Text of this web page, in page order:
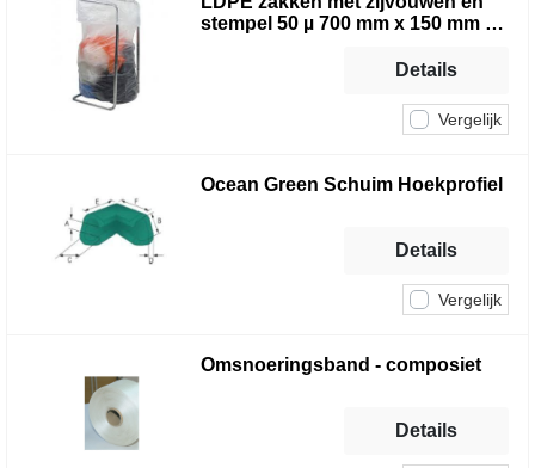
stempel 50 µ 700 mm x 150 mm x
Vergelijk
Details
Ocean Green Schuim Hoekprofiel
Vergelijk
Details
Omsnoeringsband - composiet
Details